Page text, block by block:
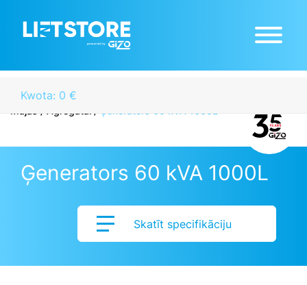
Kwota: 0 €
Ģenerators 60 kVA 1000L
Skatīt specifikāciju